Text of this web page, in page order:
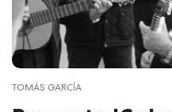
TOMÁS GARCÍA